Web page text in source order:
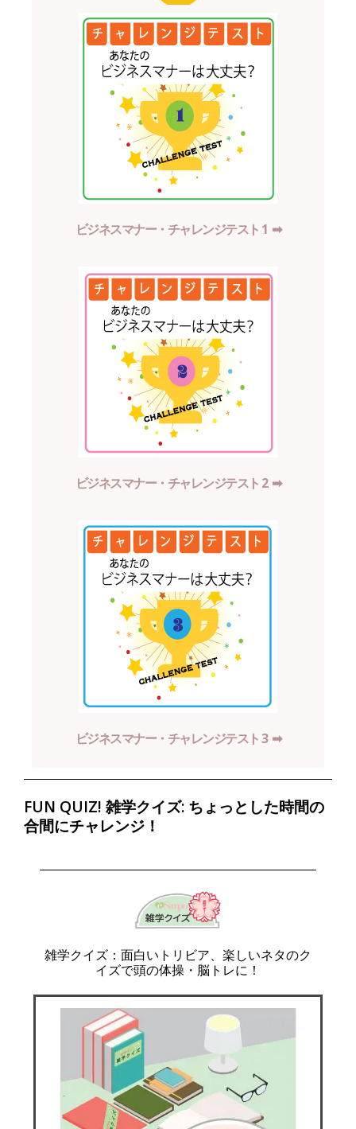
ビジネスマナー・チャレンジテスト 1 ➡︎
ビジネスマナー・チャレンジテスト 2 ➡︎
ビジネスマナー・チャレンジテスト 3 ➡︎
FUN QUIZ! 雑学クイズ: ちょっとした時間の
合間にチャレンジ！
雑学クイズ：面白いトリビア、楽しいネタのク
イズで頭の体操・脳トレに！